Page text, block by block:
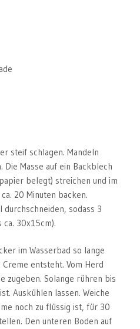
steif schlagen. Mandeln
Masse auf ein Backblech
belegt) streichen und im
20 Minuten backen.
durchschneiden, sodass 3
30x15cm).
im Wasserbad so lange
entsteht. Vom Herd
zugeben. Solange rühren bis
Auskühlen lassen. Weiche
noch zu flüssig ist, für 30
Den unteren Boden auf